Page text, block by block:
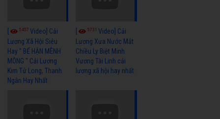
5457 Video] Cải
Lương Xã Hội Siêu
Hay " BỂ HẬN MÊNH
MÔNG " Cải Lương
Kim Tử Long, Thanh
Ngân Hay Nhất
5731Video] Cải
Lương Xưa Nước Mắt
Chiều Ly Biệt Minh
Vương Tài Linh cải
lương xã hội hay nhất